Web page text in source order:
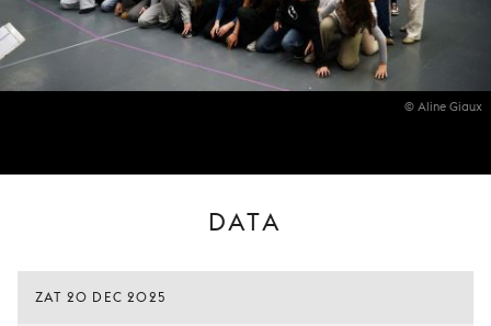
© Aline Giaux
DATA
ZAT 20 DEC 2025